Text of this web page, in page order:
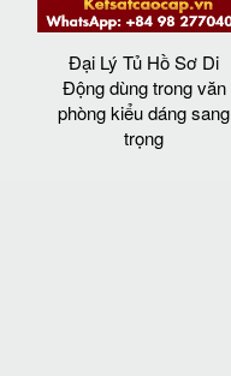
Đại Lý Tủ Hồ Sơ Di
Động dùng trong văn
phòng kiểu dáng sang
trọng